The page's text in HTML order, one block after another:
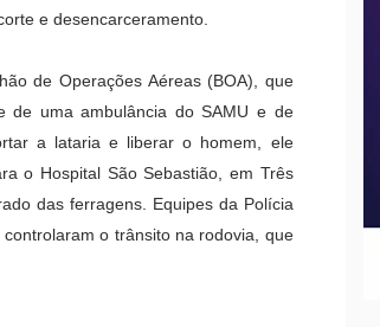
e desencarceramento.
de Operações Aéreas (BOA), que
de uma ambulância do SAMU e de
a lataria e liberar o homem, ele
o Hospital São Sebastião, em Três
das ferragens. Equipes da Polícia
o trânsito na rodovia, que